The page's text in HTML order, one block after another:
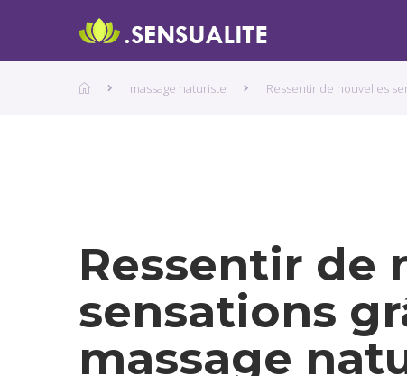
massage naturiste Ressentir de nouvelles
Ressentir de
sensations
massage